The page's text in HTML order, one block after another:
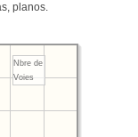
planos.
Nbre de
Voies